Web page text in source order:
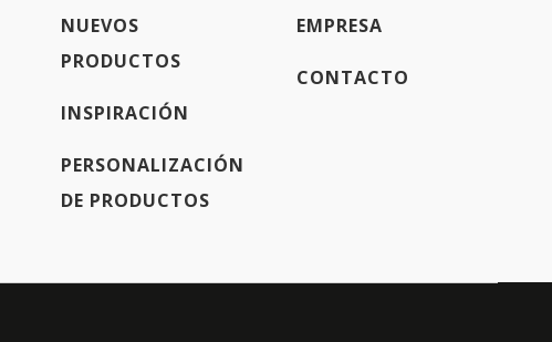
NUEVOS
PRODUCTOS
INSPIRACIÓN
PERSONALIZACIÓN
DE PRODUCTOS
EMPRESA
CONTACTO